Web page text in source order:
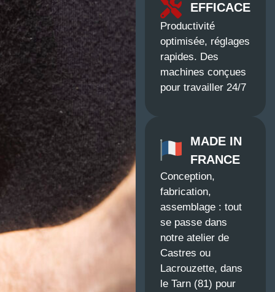
EFFICACE
Productivité
optimisée, réglages
rapides. Des
machines conçues
pour travailler 24/7
MADE IN
FRANCE
Conception,
fabrication,
assemblage : tout
se passe dans
notre atelier de
Castres ou
Lacrouzette, dans
le Tarn (81) pour